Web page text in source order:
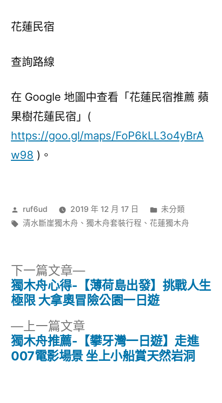
花蓮民宿
查詢路線
在 Google 地圖中查看「花蓮民宿推薦 蘋
果樹花蓮民宿」(
https://goo.gl/maps/FoP6kLL3o4yBrA
w98 )。
作
者:
ruf6ud 2019 年 12 月 17 日
分
類:
未分類
標
清水斷崖獨木舟 、 獨木舟套裝行程 、 花蓮獨木舟
文
導
覽
上一篇文章
一
篇
獨木舟推薦-【攀牙灣一日遊】走進
007電影場景 坐上小船賞天然岩洞
下一篇文章
下
一
篇
獨木舟心得-【薄荷島出發】挑戰人生
極限 大拿奧冒險公園一日遊